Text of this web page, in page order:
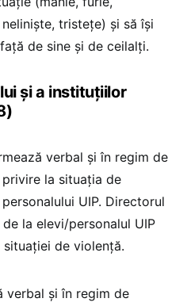
tristețe) și să își
de sine și de ceilalți.
și a instituțiilor
verbal și în regim de
la situația de
UIP. Directorul
la elevi/personalul UIP
de violență.
verbal și în regim de